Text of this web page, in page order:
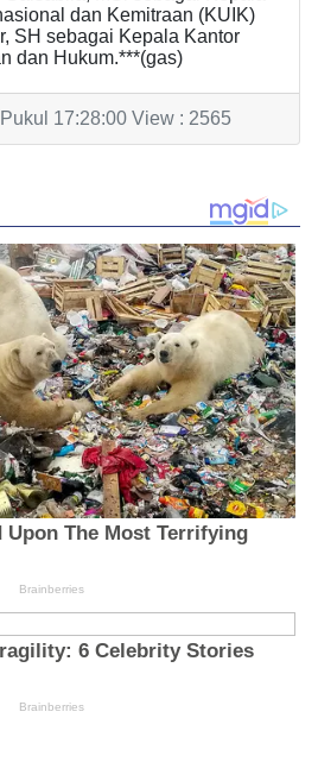
dan Kemitraan (KUIK)
SH sebagai Kepala Kantor
dan Hukum.***(gas)
17:28:00 View : 2565